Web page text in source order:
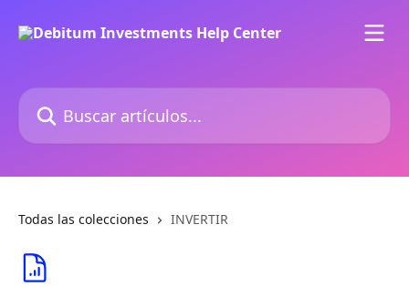
Buscar artículos...
Todas las colecciones INVERTIR